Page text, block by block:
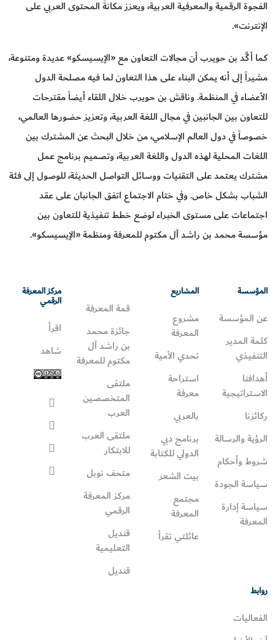
الفجوة الرقمية والمعرفية العربية، ويعزز مكانةَ المحتوى العربي على
الإنترنت».
كما أكَّد بن حويرب أن مجالات التعاون مع «الإيسيسكو» عديدة ومتنوعة،
مشيراً إلى أنه يمكن البناء على هذا التعاون لما فيه مصلحة الدول
الأعضاء في المنظمة. وناقش بن حويرب خلال اللقاء أيضاً مقترحات
للتعاون بين الجانبين في مجال اللغة العربية، وتعزيز حضورها العالمي،
خصوصاً في دول العالم الإسلامي، من خلال البحث عن المشترك بين
اللغات المحلية لهذه الدول واللغة العربية، وتصميم برنامج عمل
مشترك يعتمد على التقنيات ووسائل التواصل الحديثة، للوصول إلى فئة
الشباب بشكل خاص. وفي ختام الاجتماع اتفق الجانبان على عقد
اجتماعات على مستوى الخبراء لوضع خطط تنفيذية للتعاون بين
مؤسسة محمد بن راشد آل مكتوم للمعرفة ومنظمة «الإيسيسكو».
المؤسسة
عن المؤسسة
كلمة المدير
التنفيذي
أهدافنا
الاستراتيجية
ركائزنا
الرؤية والرسالة
شروط وأحكام
سياسة الجودة
سياسة إدارة
المعرفة
المشاريع
مشروع
المعرفة
تحدي الأمية
استراحة
معرفة
بالعربي
برنامج دبي
الدولي للكتابة
بيت الشعر
مجتمع
المعرفة
عائلتي تقرأ‎
قمة المعرفة
جائزة محمد
بن راشد آل
مكتوم للمعرفة
ملتقى
المتخصصين
العرب
ملتقى العرب
للابتكار
متحف نوبل
مركز المعرفة
الرقمي
قنديل
التعليمية
قنديل
مركز المعرفة
الرقمي
اقرأ
شاهد
روابط
الفعاليات